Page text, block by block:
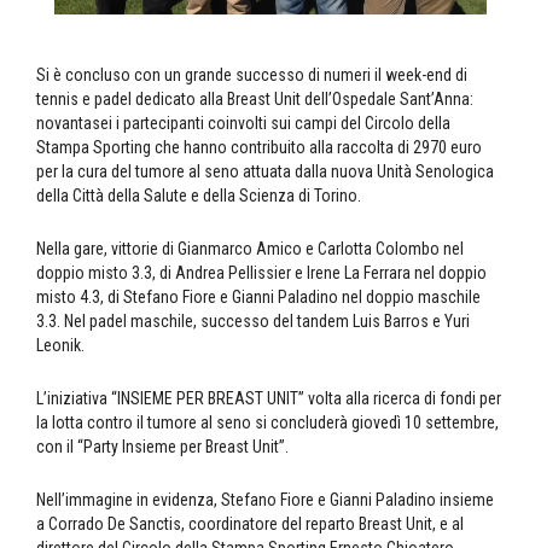
Si è concluso con un grande successo di numeri il week-end di
tennis e padel dedicato alla Breast Unit dell’Ospedale Sant’Anna:
novantasei i partecipanti coinvolti sui campi del Circolo della
Stampa Sporting che hanno contribuito alla raccolta di 2970 euro
per la cura del tumore al seno attuata dalla nuova Unità Senologica
della Città della Salute e della Scienza di Torino.
Nella gare, vittorie di Gianmarco Amico e Carlotta Colombo nel
doppio misto 3.3, di Andrea Pellissier e Irene La Ferrara nel doppio
misto 4.3, di Stefano Fiore e Gianni Paladino nel doppio maschile
3.3. Nel padel maschile, successo del tandem Luis Barros e Yuri
Leonik.
L’iniziativa “INSIEME PER BREAST UNIT” volta alla ricerca di fondi per
la lotta contro il tumore al seno si concluderà giovedì 10 settembre,
con il “Party Insieme per Breast Unit”.
Nell’immagine in evidenza, Stefano Fiore e Gianni Paladino insieme
a Corrado De Sanctis, coordinatore del reparto Breast Unit, e al